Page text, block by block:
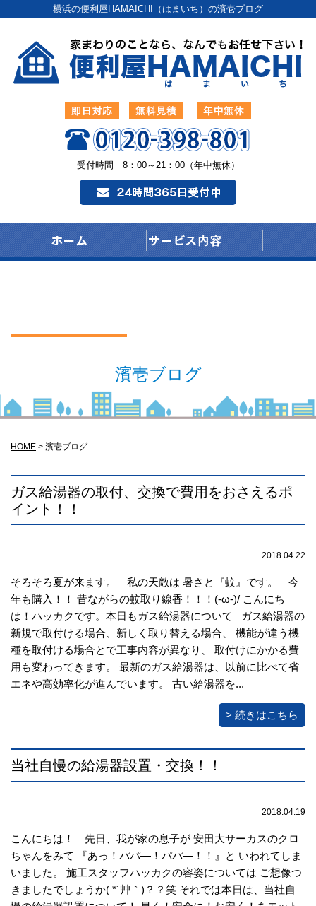
横浜の便利屋HAMAICHI（はまいち）の濱壱ブログ
受付時間｜8：00～21：00（年中無休）
濱壱ブログ
HOME > 濱壱ブログ
ガス給湯器の取付、交換で費用をおさえるポ
イント！！
2018.04.22
そろそろ夏が来ます。 私の天敵は 暑さと『蚊』です。 今
年も購入！！ 昔ながらの蚊取り線香！！！(-ω-)/ こんにち
は！ハッカクです。本日もガス給湯器について ガス給湯器の
新規で取付ける場合、新しく取り替える場合、 機能が違う機
種を取付ける場合とで工事内容が異なり、 取付けにかかる費
用も変わってきます。 最新のガス給湯器は、以前に比べて省
エネや高効率化が進んでいます。 古い給湯器を...
> 続きはこちら
当社自慢の給湯器設置・交換！！
2018.04.19
こんにちは！ 先日、我が家の息子が 安田大サーカスのクロ
ちゃんをみて 『あっ！パパ―！パパ―！！』と いわれてしま
いました。 施工スタッフハッカクの容姿については ご想像つ
きましたでしょうか( *´艸｀)？？笑 それでは本日は、当社自